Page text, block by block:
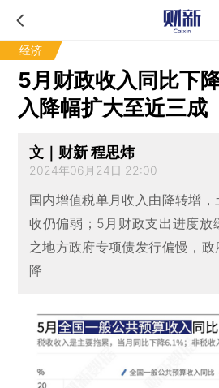
经济
5月财政收入同比下
入降幅扩大至近三成
文｜财新 程思炜
2024年06月24日 22:00
国内增值税单月收入由降转增
收仍偏弱；5月财政支出进度放
之地方政府专项债发行偏慢，
降